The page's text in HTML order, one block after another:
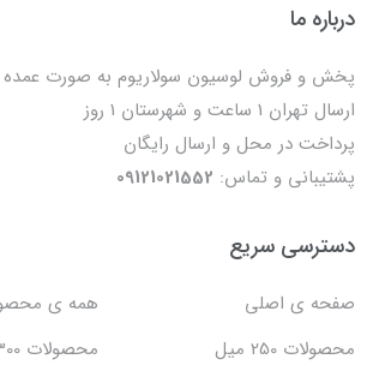
درباره ما
پخش و فروش لوسیون سولاریوم به صورت
ارسال تهران 1 ساعت و شهرستان 1 روز
پرداخت در محل و ارسال رایگان
پشتیبانی و تماس: 09121021552
دسترسی سریع
صفحه ی اصلی
همه ی
محصولات 250 میل
محصولات 300 میل